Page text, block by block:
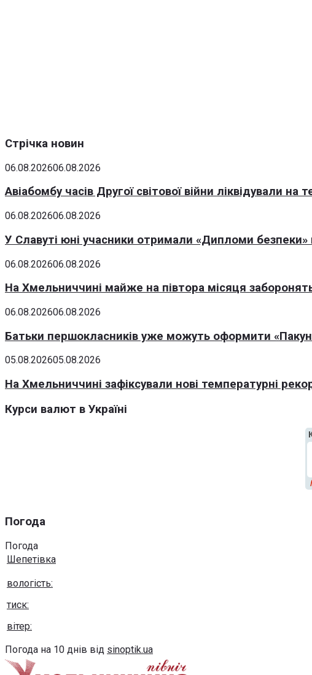
Стрічка новин
06.08.202606.08.2026
Авіабомбу часів Другої світової війни ліквідували
06.08.202606.08.2026
У Славуті юні учасники отримали «Дипломи безпеки»
06.08.202606.08.2026
На Хмельниччині майже на півтора місяця
06.08.202606.08.2026
Батьки першокласників уже можуть оформити
05.08.202605.08.2026
На Хмельниччині зафіксували нові температурні
Курси валют в Україні
Погода
Погода
Шепетівка
вологість:
тиск:
вітер:
Погода на 10 днів від sinoptik.ua